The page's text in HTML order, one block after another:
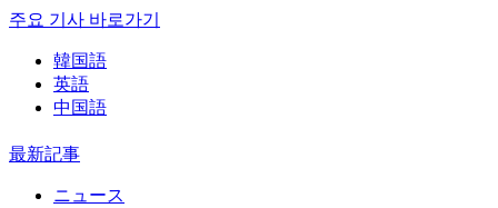
주요 기사 바로가기
韓国語
英語
中国語
最新記事
ニュース